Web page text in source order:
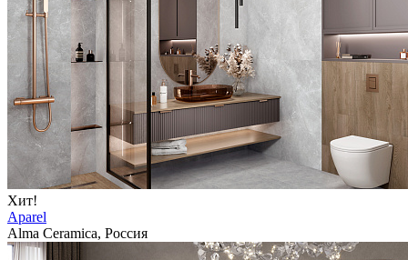
Хит!
Aparel
Alma Ceramica, Россия